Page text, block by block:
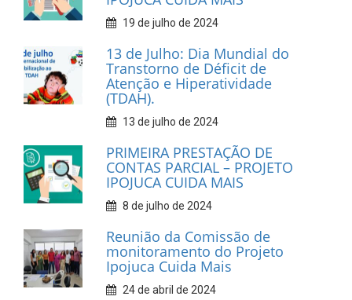
19 de julho de 2024
13 de Julho: Dia Mundial do
Transtorno de Déficit de
Atenção e Hiperatividade
(TDAH).
13 de julho de 2024
PRIMEIRA PRESTAÇÃO DE
CONTAS PARCIAL – PROJETO
IPOJUCA CUIDA MAIS
8 de julho de 2024
Reunião da Comissão de
monitoramento do Projeto
Ipojuca Cuida Mais
24 de abril de 2024